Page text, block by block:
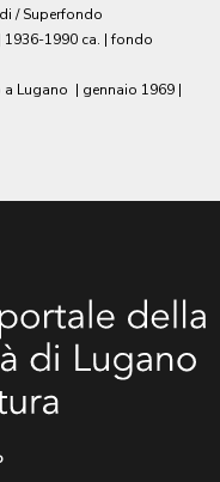
/ Superfondo
1936-1990 ca. | fondo
a Lugano | gennaio 1969 |